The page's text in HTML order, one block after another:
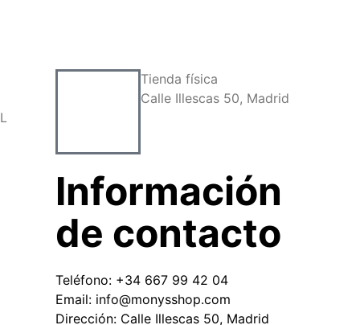
Tienda física
Calle Illescas 50, Madrid
Información
de contacto
Teléfono: +34 667 99 42 04
Email: info@monysshop.com
Dirección: Calle Illescas 50, Madrid